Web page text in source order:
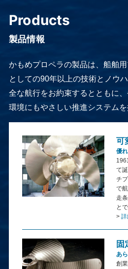
Products
製品情報
かもめプロペラの製品は、船舶
としての90年以上の技術とノウ
全な航行をお約束するとともに、
環境にもやさしい推進システムを
可
優
て
チ
で
走
と
>詳
固
あ
創